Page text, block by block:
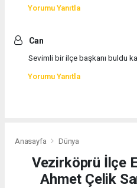
Yorumu Yanıtla
Can
Sevimli bir ilçe başkanı buldu
Yorumu Yanıtla
Anasayfa Dünya
Vezirköprü İlçe
Ahmet Çelik